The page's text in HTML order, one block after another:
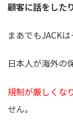
顧客に話をした
まあでもJACKは
日本人が海外の
規制が厳しくな
せん。